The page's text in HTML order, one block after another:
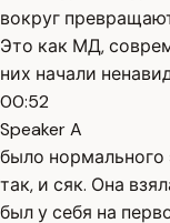
вокруг
Это как МД,
них начали
00:52
Speaker A
было нормального
так, и сяк. Она
был у себя на